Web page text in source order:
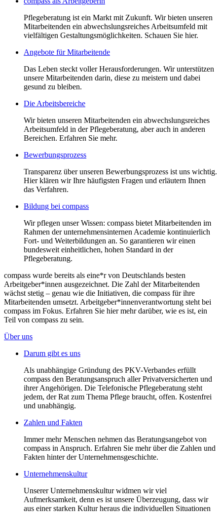
Pflegeberatung ist ein Markt mit Zukunft. Wir bieten unseren
Mitarbeitenden ein abwechslungsreiches Arbeitsumfeld mit
vielfältigen Gestaltungsmöglichkeiten. Schauen Sie hier.
Angebote für Mitarbeitende
Das Leben steckt voller Herausforderungen. Wir unterstützen
unsere Mitarbeitenden darin, diese zu meistern und dabei
gesund zu bleiben.
Die Arbeitsbereiche
Wir bieten unseren Mitarbeitenden ein abwechslungsreiches
Arbeitsumfeld in der Pflegeberatung, aber auch in anderen
Bereichen. Erfahren Sie mehr.
Bewerbungsprozess
Transparenz über unseren Bewerbungsprozess ist uns wichtig.
Hier klären wir Ihre häufigsten Fragen und erläutern Ihnen
das Verfahren.
Bildung bei compass
Wir pflegen unser Wissen: compass bietet Mitarbeitenden im
Rahmen der unternehmensinternen Academie kontinuierlich
Fort- und Weiterbildungen an. So garantieren wir einen
bundesweit einheitlichen, hohen Standard in der
Pflegeberatung.
compass wurde bereits als eine*r von Deutschlands besten
Arbeitgeber*innen ausgezeichnet. Die Zahl der Mitarbeitenden
wächst stetig – genau wie die Initiativen, die compass für ihre
Mitarbeitenden umsetzt. Arbeitgeber*innenverantwortung steht bei
compass im Fokus. Erfahren Sie hier mehr darüber, wie es ist, ein
Teil von compass zu sein.
Über uns
Darum gibt es uns
Als unabhängige Gründung des PKV-Verbandes erfüllt
compass den Beratungsanspruch aller Privatversicherten und
ihrer Angehörigen. Die Telefonische Pflegeberatung steht
jedem, der Rat zum Thema Pflege braucht, offen. Kostenfrei
und unabhängig.
Zahlen und Fakten
Immer mehr Menschen nehmen das Beratungsangebot von
compass in Anspruch. Erfahren Sie mehr über die Zahlen und
Fakten hinter der Unternehmensgeschichte.
Unternehmenskultur
Unserer Unternehmenskultur widmen wir viel
Aufmerksamkeit, denn es ist unsere Überzeugung, dass wir
aus einer starken Kultur heraus die individuellen Situationen